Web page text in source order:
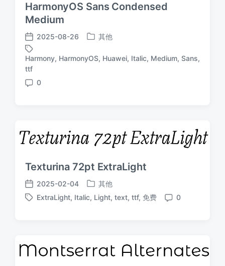
HarmonyOS Sans Condensed
Medium
发
布
日
期
2025-08-26
发
于
其他
标
Harmony, HarmonyOS, Huawei, Italic, Medium, Sans,
ttf
评
0
Texturina 72pt ExtraLight
发
布
2025-02-04
发
布
其他
标
ExtraLight, Italic, Light, text, ttf, 免费
评
0